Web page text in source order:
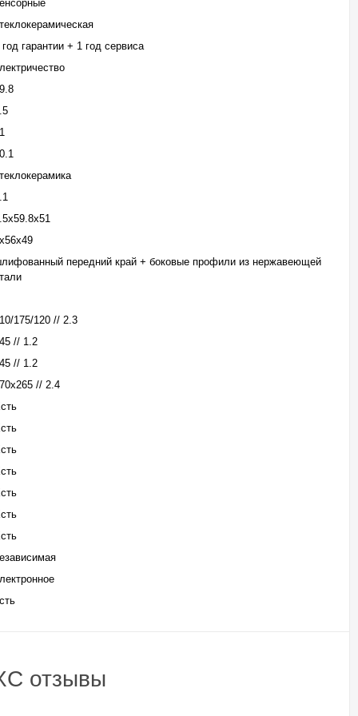
год гарантии + 1 год сервиса
передний край + боковые профили из нержавеющей
175/120 // 2.3
// 1.2
// 1.2
// 2.4
отзывы